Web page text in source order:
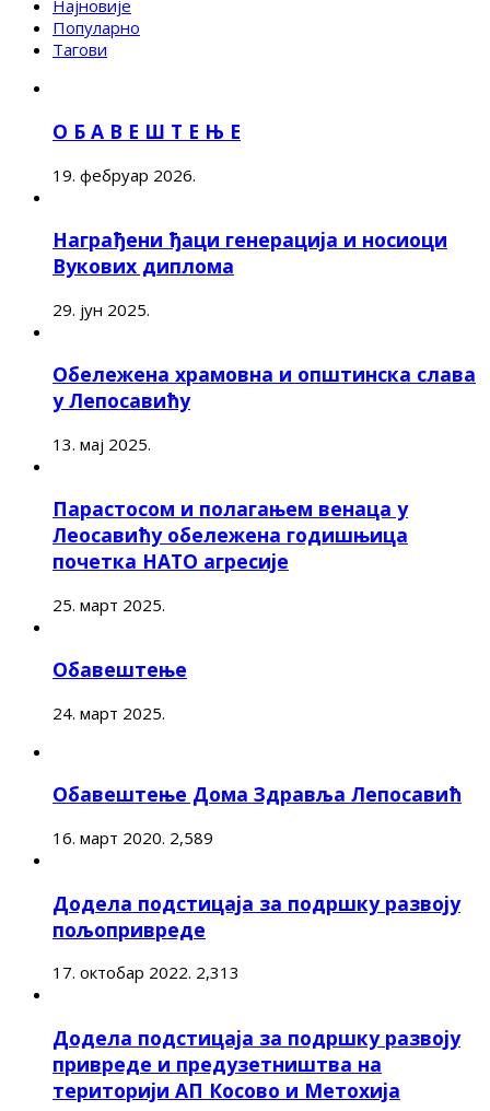
Најновије
Популарно
Тагови
О Б А В Е Ш Т Е Њ Е
19. фебруар 2026.
Награђени ђаци генерација и носиоци
Вукових диплома
29. јун 2025.
Обележена храмовна и општинска слава
у Лепосавићу
13. мај 2025.
Парастосом и полагањем венаца у
Леосавићу обележена годишњица
почетка НАТО агресије
25. март 2025.
Обавештење
24. март 2025.
Обавештење Дома Здравља Лепосавић
16. март 2020. 2,589
Додела подстицаја за подршку развоју
пољопривреде
17. октобар 2022. 2,313
Додела подстицаја за подршку развоју
привреде и предузетништва на
територији АП Косово и Метохија